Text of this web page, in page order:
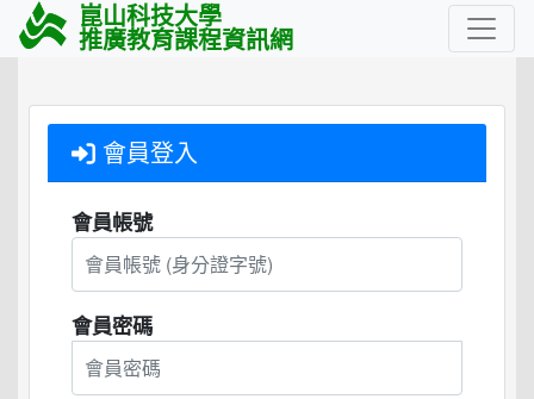
崑山科技大學
推廣教育課程資訊網
會員登入
會員帳號
會員密碼